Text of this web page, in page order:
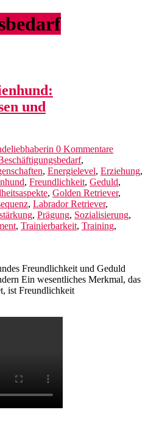
und
0 Kommentare
,
, Energielevel, Erziehung,
, Freundlichkeit, Geduld,
, Golden Retriever,
, Labrador Retriever,
, Prägung, Sozialisierung,
, Trainierbarkeit, Training,
Freundlichkeit und Geduld
Ein wesentliches Merkmal, das
ist Freundlichkeit